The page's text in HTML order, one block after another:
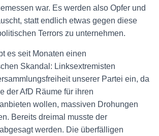
war. Es werden also Opfer und
statt endlich etwas gegen diese
Terrors zu unternehmen.
es seit Monaten einen
Skandal: Linksextremisten
unserer Partei ein, da
der AfD Räume für ihren
wollen, massiven Drohungen
Bereits dreimal musste der
werden. Die überfälligen